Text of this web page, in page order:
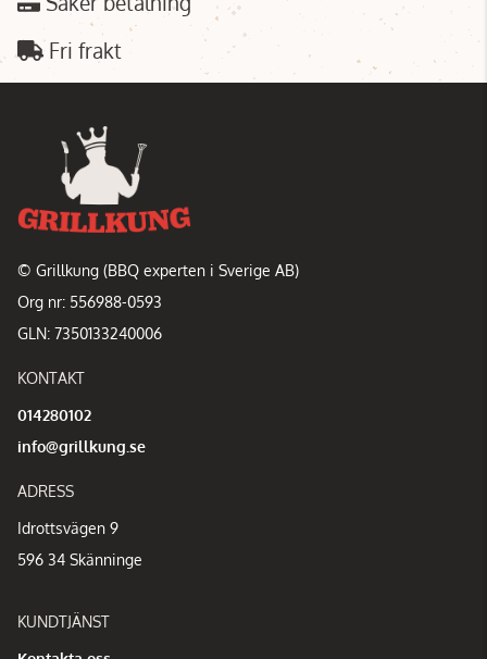
Fri frakt
© Grillkung (BBQ experten i Sverige AB)
Org nr: 556988-0593
GLN: 7350133240006
KONTAKT
014280102
info@grillkung.se
ADRESS
Idrottsvägen 9
596 34 Skänninge
KUNDTJÄNST